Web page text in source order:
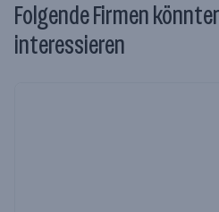
Folgende Firmen
interessieren